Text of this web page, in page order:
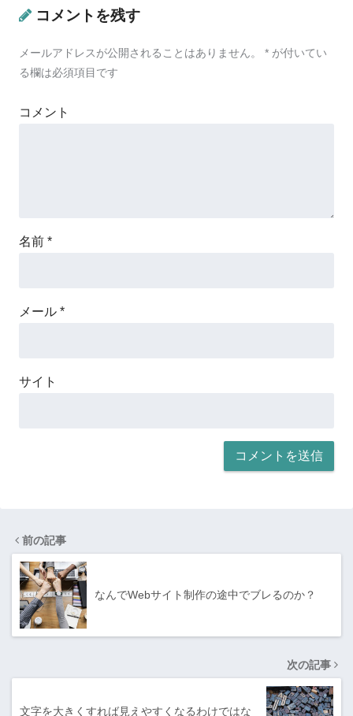
コメントを残す
メールアドレスが公開されることはありません。 * が付いてい
る欄は必須項目です
コメント
名前 *
メール *
サイト
前の記事
なんでWebサイト制作の途中でブレるのか？
次の記事
文字を大きくすれば見えやすくなるわけではな